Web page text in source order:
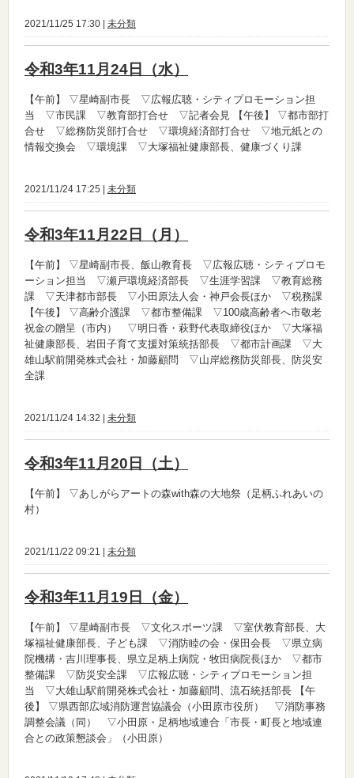
2021/11/25 17:30 | 未分類
令和3年11月24日（水）
【午前】
▽星崎副市長 ▽広報広聴・シティプロモーション担
当 ▽市民課 ▽教育部打合せ ▽記者会見 【午後】
▽都市部打
合せ ▽総務防災部打合せ ▽環境経済部打合せ ▽地元紙との
情報交換会 ▽環境課 ▽大塚福祉健康部長、健康づくり課
2021/11/24 17:25 | 未分類
令和3年11月22日（月）
【午前】
▽星崎副市長、飯山教育長 ▽広報広聴・シティプロモ
ーション担当 ▽瀬戸環境経済部長 ▽生涯学習課 ▽教育総務
課 ▽天津都市部長 ▽小田原法人会・神戸会長ほか ▽税務課
【午後】
▽高齢介護課 ▽都市整備課 ▽100歳高齢者へ市敬老
祝金の贈呈（市内） ▽明日香・萩野代表取締役ほか ▽大塚福
祉健康部長、岩田子育て支援対策統括部長 ▽都市計画課 ▽大
雄山駅前開発株式会社・加藤顧問 ▽山岸総務防災部長、防災安
全課
2021/11/24 14:32 | 未分類
令和3年11月20日（土）
【午前】
▽あしがらアートの森with森の大地祭（足柄ふれあいの
村）
2021/11/22 09:21 | 未分類
令和3年11月19日（金）
【午前】
▽星崎副市長 ▽文化スポーツ課 ▽室伏教育部長、大
塚福祉健康部長、子ども課 ▽消防睦の会・保田会長 ▽県立病
院機構・吉川理事長、県立足柄上病院・牧田病院長ほか ▽都市
整備課 ▽防災安全課 ▽広報広聴・シティプロモーション担
当 ▽大雄山駅前開発株式会社・加藤顧問、流石統括部長 【午
後】
▽県西部広域消防運営協議会（小田原市役所） ▽消防事務
調整会議（同） ▽小田原・足柄地域連合「市長・町長と地域連
合との政策懇談会」（小田原）